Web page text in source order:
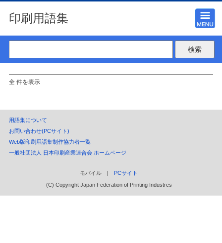
印刷用語集
全 件を表示
用語集について
お問い合わせ(PCサイト)
Web版印刷用語集制作協力者一覧
一般社団法人 日本印刷産業連合会 ホームページ
モバイル | PCサイト
(C) Copyright Japan Federation of Printing Industres